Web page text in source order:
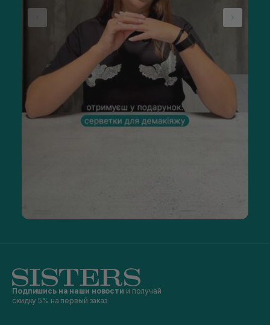
Подпишись на наши новости и получай
скидку 5% на первый заказ